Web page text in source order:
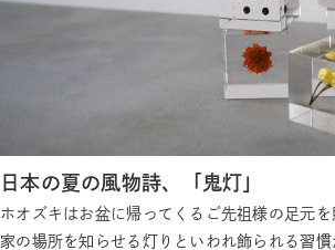
日本の夏の風物詩、「鬼灯」
ホオズキはお盆に帰ってくるご先祖様の足元
家の場所を知らせる灯りといわれ飾られる習